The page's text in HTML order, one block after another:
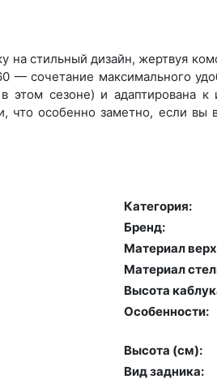
на стильный дизайн, жертвуя
сочетание максимального
сезоне) и адаптирована
что особенно заметно, если
Категория:
Бренд:
Материал
Материал
Высота
Особенности:
Высота (cм):
Вид задника: